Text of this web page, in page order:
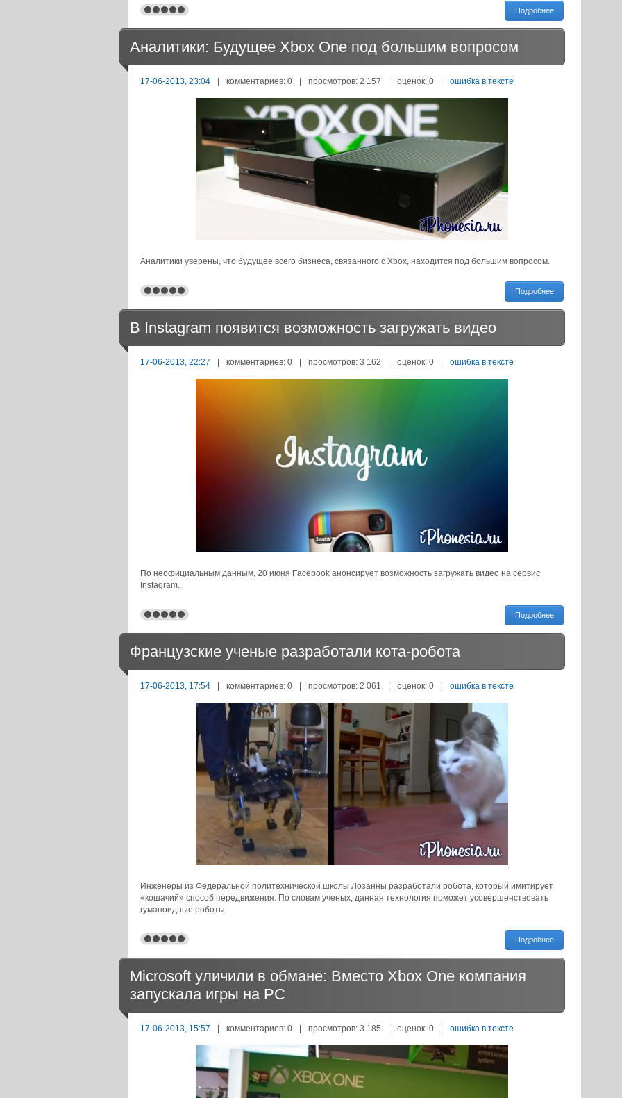
Подробнее
Аналитики: Будущее Xbox One под большим вопросом
17-06-2013, 23:04 | комментариев: 0 | просмотров: 2 157 | оценок: 0 | ошибка в тексте
Аналитики уверены, что будущее всего бизнеса, связанного с Xbox, находится под большим вопросом.
Подробнее
В Instagram появится возможность загружать видео
17-06-2013, 22:27 | комментариев: 0 | просмотров: 3 162 | оценок: 0 | ошибка в тексте
По неофициальным данным, 20 июня Facebook анонсирует возможность загружать видео на сервис
Instagram.
Подробнее
Французские ученые разработали кота-робота
17-06-2013, 17:54 | комментариев: 0 | просмотров: 2 061 | оценок: 0 | ошибка в тексте
Инженеры из Федеральной политехнической школы Лозанны разработали робота, который имитирует
«кошачий» способ передвижения. По словам ученых, данная технология поможет усовершенствовать
гуманоидные роботы.
Подробнее
Microsoft уличили в обмане: Вместо Xbox One компания
запускала игры на PC
17-06-2013, 15:57 | комментариев: 0 | просмотров: 3 185 | оценок: 0 | ошибка в тексте